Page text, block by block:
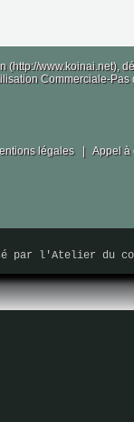
(http://www.koinai.net),
Commerciale-
légales | Appel à
par l'Atelier du